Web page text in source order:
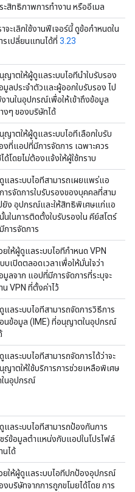
ะสิทธิภาพการทำงาน หรืออีเมล
าจะเลิกใช้งานฟีเจอร์นี้ ดูข้อกำหนดใน
รเปลี่ยนแทนได้ที่ 3.23
ญาตให้ผู้ดูแลระบบไอทีนำใบรับรอง
มูลประจำตัวและผู้ออกใบรับรอง ไป
งานในอุปกรณ์เพื่อให้เข้าถึงข้อมูล
งๆ ของบริษัทได้
ญาตให้ผู้ดูแลระบบไอทีเลือกใบรับ
งที่แอปที่มีการจัดการ เฉพาะควร
ได้โดยไม่ต้องแจ้งให้ผู้ใช้ทราบ
แลระบบไอทีสามารถเผยแพร่แอ
ารจัดการใบรับรองของบุคคลที่สาม
ยัง อุปกรณ์และให้สิทธิพิเศษแก่แอ
นในการติดตั้งใบรับรองใน คีย์สโตร์
การจัดการ
ยให้ผู้ดูแลระบบไอทีกำหนด VPN
บเปิดตลอดเวลาเพื่อให้มั่นใจว่า
มูลจาก แอปที่มีการจัดการที่ระบุจะ
น VPN ที่ตั้งค่าไว้
แลระบบไอทีสามารถจัดการวิธีการ
นข้อมูล (IME) ที่อนุญาตในอุปกรณ์
แลระบบไอทีสามารถจัดการได้ว่าจะ
ญาตให้ใช้บริการการช่วยเหลือพิเศษ
ในอุปกรณ์
แลระบบไอทีสามารถป้องกันการ
ร์ข้อมูลตำแหน่งกับแอปในโปรไฟล์
นได้
ยให้ผู้ดูแลระบบไอทีปกป้องอุปกรณ์
งบริษัทจากการถูกขโมยได้โดย การ